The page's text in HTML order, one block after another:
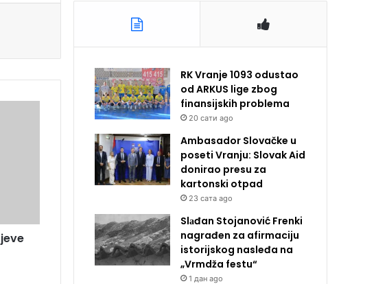
RK Vranje 1093 odustao
od ARKUS lige zbog
finansijskih problema
20 сати ago
Ambasador Slovačke u
poseti Vranju: Slovak Aid
donirao presu za
kartonski otpad
23 сата ago
Slаđan Stojanović Frenki
nagrađen za afirmaciju
istorijskog nasleđa na
„Vrmdža festu“
1 дан ago